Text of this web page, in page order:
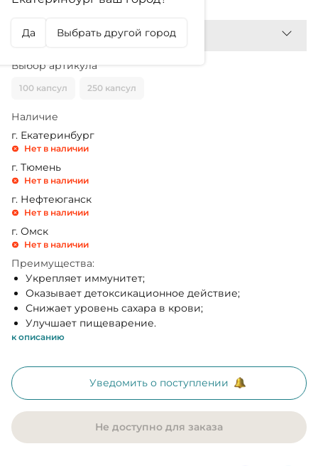
Да Выбрать другой город
Выбор артикула
100 капсул 250 капсул
Наличие
г. Екатеринбург
Нет в наличии
г. Тюмень
Нет в наличии
г. Нефтеюганск
Нет в наличии
г. Омск
Нет в наличии
Преимущества:
Укрепляет иммунитет;
Оказывает детоксикационное действие;
Снижает уровень сахара в крови;
Улучшает пищеварение.
к описанию
Уведомить о поступлении
Не доступно для заказа